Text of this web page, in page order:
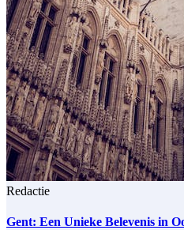
Redactie
Gent: Een Unieke Belevenis in